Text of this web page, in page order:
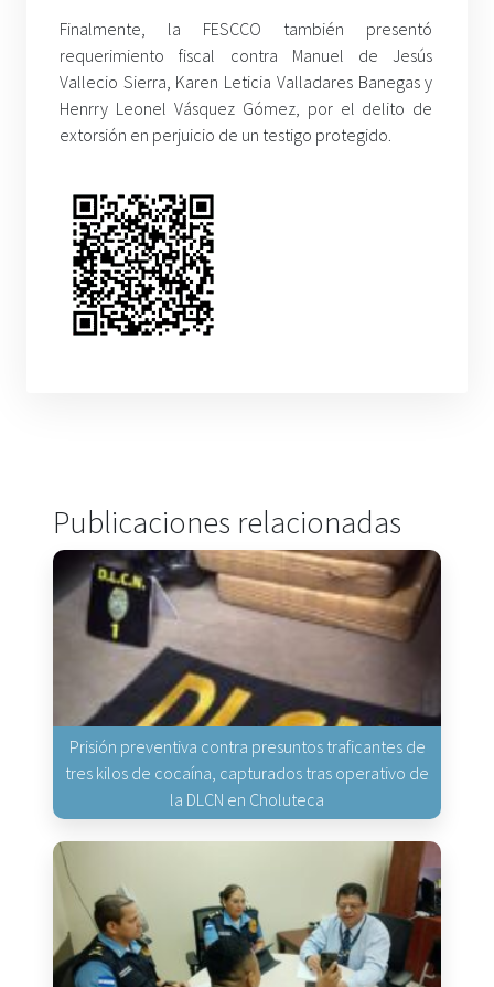
Finalmente, la FESCCO también presentó
requerimiento fiscal contra Manuel de Jesús
Vallecio Sierra, Karen Leticia Valladares Banegas y
Henrry Leonel Vásquez Gómez, por el delito de
extorsión en perjuicio de un testigo protegido.
Publicaciones relacionadas
Prisión preventiva contra presuntos traficantes de
tres kilos de cocaína, capturados tras operativo de
la DLCN en Choluteca